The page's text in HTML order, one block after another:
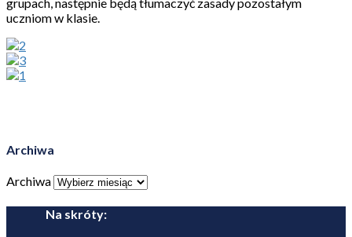
uczniom w klasie.
Archiwa
Archiwa
Na skróty: